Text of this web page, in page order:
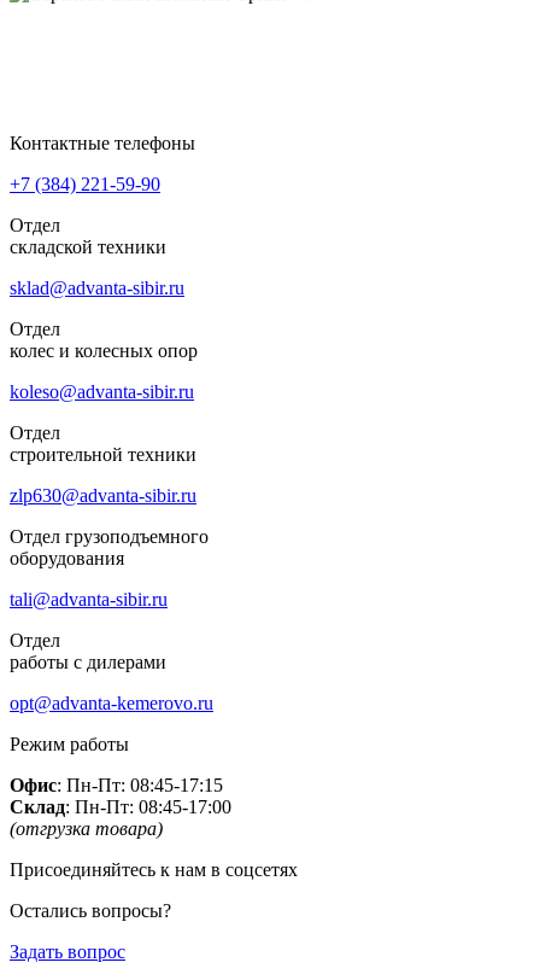
Контактные телефоны
+7 (384) 221-59-90
Отдел
складской техники
sklad@advanta-sibir.ru
Отдел
колес и колесных опор
koleso@advanta-sibir.ru
Отдел
строительной техники
zlp630@advanta-sibir.ru
Отдел грузоподъемного
оборудования
tali@advanta-sibir.ru
Отдел
работы с дилерами
opt@advanta-kemerovo.ru
Режим работы
Офис: Пн-Пт: 08:45-17:15
Склад: Пн-Пт: 08:45-17:00
(отгрузка товара)
Присоединяйтесь к нам в соцсетях
Остались вопросы?
Задать вопрос